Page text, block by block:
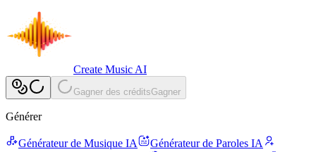
Create Music AI
Gagner des créditsGagner
Générer
Générateur de Musique IA
Générateur de Paroles IA